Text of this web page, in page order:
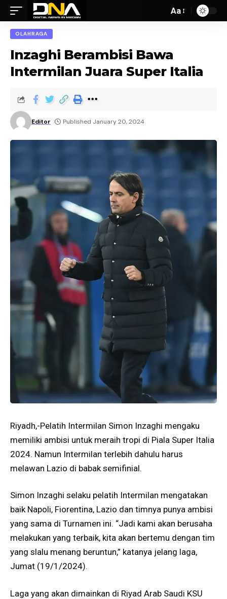
Aa
OLAHRAGA
Inzaghi Berambisi Bawa
Intermilan Juara Super Italia
Editor Published January 20, 2024
Riyadh,-Pelatih Intermilan Simon Inzaghi mengaku
memiliki ambisi untuk meraih tropi di Piala Super Italia
2024. Namun Intermilan terlebih dahulu harus
melawan Lazio di babak semifinial.
Simon Inzaghi selaku pelatih Intermilan mengatakan
baik Napoli, Fiorentina, Lazio dan timnya punya ambisi
yang sama di Turnamen ini. “Jadi kami akan berusaha
melakukan yang terbaik, kita akan bertemu dengan tim
yang slalu menang beruntun,” katanya jelang laga,
Jumat (19/1/2024).
Laga yang akan dimainkan di Riyad Arab Saudi KSU